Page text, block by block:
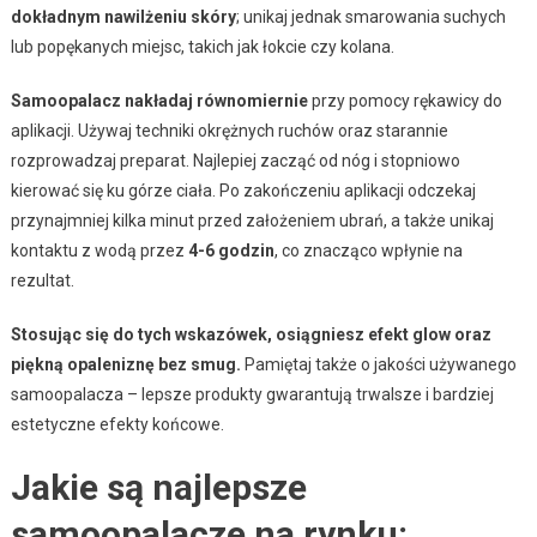
dokładnym nawilżeniu skóry; unikaj jednak smarowania suchych
lub popękanych miejsc, takich jak łokcie czy kolana.
Samoopalacz nakładaj równomiernieprzy pomocy rękawicy do
aplikacji. Używaj techniki okrężnych ruchów oraz starannie
rozprowadzaj preparat. Najlepiej zacząć od nóg i stopniowo
kierować się ku górze ciała. Po zakończeniu aplikacji odczekaj
przynajmniej kilka minut przed założeniem ubrań, a także unikaj
kontaktu z wodą przez 4-6 godzin, co znacząco wpłynie na
rezultat.
Stosując się do tych wskazówek, osiągniesz efekt glow oraz
piękną opaleniznę bez smug. Pamiętaj także o jakości używanego
samoopalacza – lepsze produkty gwarantują trwalsze i bardziej
estetyczne efekty końcowe.
Jakie są najlepsze